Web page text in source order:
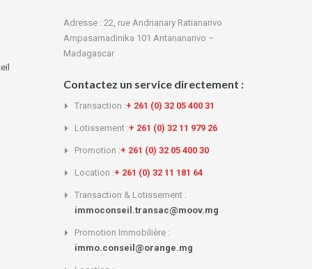
Adresse : 22, rue Andrianary Ratianarivo
Ampasamadinika 101 Antananarivo –
Madagascar
Contactez un service directement :
Transaction :+ 261 (0) 32 05 400 31
Lotissement :+ 261 (0) 32 11 979 26
Promotion :+ 261 (0) 32 05 400 30
Location :+ 261 (0) 32 11 181 64
Transaction & Lotissement :
immoconseil.transac@moov.mg
Promotion Immobilière :
immo.conseil@orange.mg